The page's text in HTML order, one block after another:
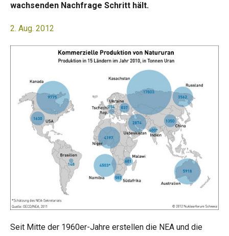
wachsenden Nachfrage Schritt hält.
2. Aug. 2012
Seit Mitte der 1960er-Jahre erstellen die NEA und die